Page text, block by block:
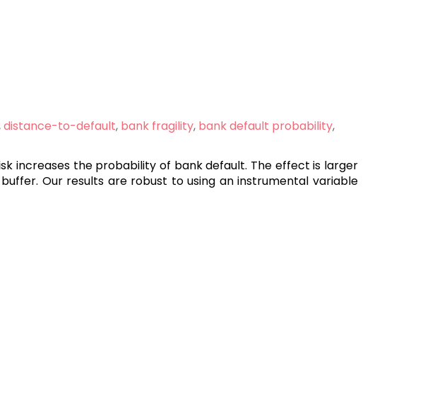
distance-to-default, bank fragility, bank default probability,
increases the probability of bank default. The effect is larger
Our results are robust to using an instrumental variable